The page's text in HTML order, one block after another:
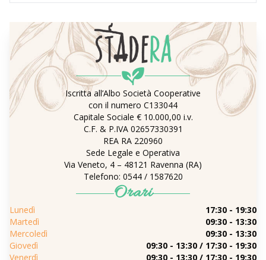
Iscritta all’Albo Società Cooperative
con il numero C133044
Capitale Sociale € 10.000,00 i.v.
C.F. & P.IVA 02657330391
REA RA 220960
Sede Legale e Operativa
Via Veneto, 4 – 48121 Ravenna (RA)
Telefono: 0544 / 1587620
Orari
Lunedì
17:30 - 19:30
Martedì
09:30 - 13:30
Mercoledì
09:30 - 13:30
Giovedì
09:30 - 13:30 / 17:30 - 19:30
Venerdì
09:30 - 13:30 / 17:30 - 19:30